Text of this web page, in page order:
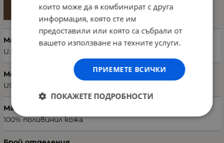
Марка
U.S. POLO ASSN.
Модел чанта
US22653
Материал
100% поливинил кожа
които може да я комбинират с друга
информация, която сте им
предоставили или която са събрали от
вашето използване на техните услуги.
ПРИЕМЕТЕ ВСИЧКИ
ПОКАЖЕТЕ ПОДРОБНОСТИ